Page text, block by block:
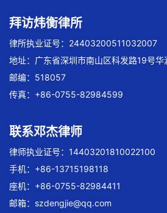
拜访炜衡律所
律所执业证号：24403200511032007
地址：广东省深圳市南山区科发路19号
邮编：518057
传真：+86-0755-82984599
联系邓杰律师
律师执业证号：14403201810022100
手机：+86-13715198118
座机：+86-0755-82984411
邮箱： szdengjie@qq.com